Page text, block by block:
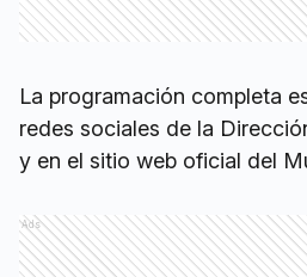
La programación completa
redes sociales de la
y en el sitio web oficial del
Ads